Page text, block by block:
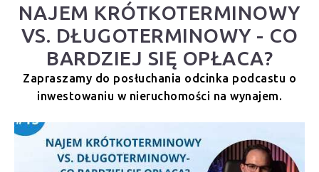
NAJEM KRÓTKOTERMINOWY
VS. DŁUGOTERMINOWY - CO
BARDZIEJ SIĘ OPŁACA?
Zapraszamy do posłuchania odcinka podcastu o
inwestowaniu w nieruchomości na wynajem.